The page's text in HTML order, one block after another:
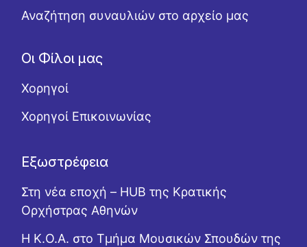
Αναζήτηση συναυλιών στο αρχείο μας
Οι Φίλοι μας
Χορηγοί
Χορηγοί Επικοινωνίας
Εξωστρέφεια
Στη νέα εποχή – HUB της Κρατικής
Ορχήστρας Αθηνών
Η Κ.Ο.Α. στο Τμήμα Μουσικών Σπουδών της